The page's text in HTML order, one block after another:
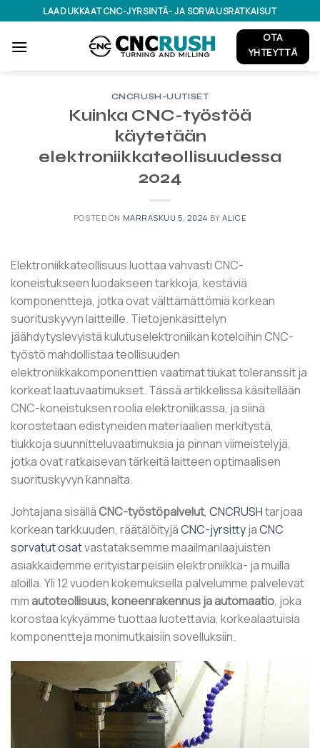
to
content
LAADUKKAAT CNC-JYRSINTÄ- JA SORVAUSRATKAISUT
OTA
YHTEYTTÄ
CNCRUSH-UUTISET
Kuinka CNC-työstöä
käytetään
elektroniikkateollisuudessa
2024
POSTED ON MARRASKUU 5, 2024 BYALICE
Elektroniikkateollisuus luottaa vahvasti CNC-
koneistukseen luodakseen tarkkoja, kestäviä
komponentteja, jotka ovat välttämättömiä korkean
suorituskyvyn laitteille. Tietojenkäsittelyn
jäähdytyslevyistä kulutuselektroniikan koteloihin CNC-
työstö mahdollistaa teollisuuden
elektroniikkakomponenttien vaatimat tiukat toleranssit ja
korkeat laatuvaatimukset. Tässä artikkelissa käsitellään
CNC-koneistuksen roolia elektroniikassa, ja siinä
korostetaan edistyneiden materiaalien merkitystä,
tiukkoja suunnitteluvaatimuksia ja pinnan viimeistelyjä,
jotka ovat ratkaisevan tärkeitä laitteen optimaalisen
suorituskyvyn kannalta.
Johtajana sisälläCNC-työstöpalvelut, CNCRUSHtarjoaa
korkean tarkkuuden, räätälöityjäCNC-jyrsittyjaCNC
sorvatut osatvastataksemme maailmanlaajuisten
asiakkaidemme erityistarpeisiin elektroniikka- ja muilla
aloilla. Yli 12 vuoden kokemuksella palvelumme palvelevat
mm autoteollisuus, koneenrakennus ja automaatio, joka
korostaa kykyämme tuottaa luotettavia, korkealaatuisia
komponentteja monimutkaisiin sovelluksiin.